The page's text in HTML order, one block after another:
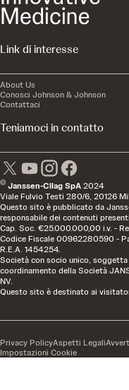
Link di interesse
About Us
Conosci Johnson & Johnson
Contattaci
Teniamoci in contatto
© Janssen-Cilag SpA2024
Viale Fulvio Testi 280/6, 20126
Questo sito è pubblicato da
responsabile dei contenuti
Cap. Soc. €25.000.000,00 i.v. -
Codice Fiscale 00962280590 -
R.E.A. 1454254.
Società con socio unico,
coordinamento della Società
NV.
Questo sito è destinato ai
Privacy PolicyAspetti Legali
Impostazioni Cookie